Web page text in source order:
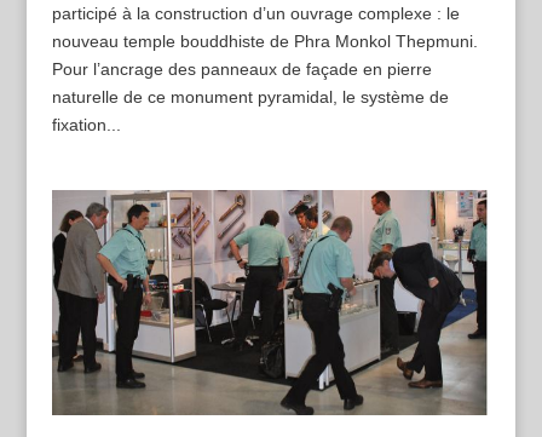
participé à la construction d’un ouvrage complexe : le
nouveau temple bouddhiste de Phra Monkol Thepmuni.
Pour l’ancrage des panneaux de façade en pierre
naturelle de ce monument pyramidal, le système de
fixation...